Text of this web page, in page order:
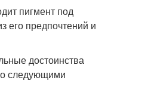
пигмент под
его предпочтений и
достоинства
следующими